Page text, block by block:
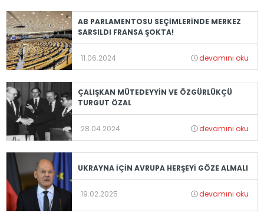
AB PARLAMENTOSU SEÇİMLERİNDE MERKEZ
SARSILDI FRANSA ŞOKTA!
11.06.2024 devamını oku
ÇALIŞKAN MÜTEDEYYİN VE ÖZGÜRLÜKÇÜ
TURGUT ÖZAL
28.04.2024 devamını oku
UKRAYNA İÇİN AVRUPA HERŞEYİ GÖZE ALMALI
19.02.2025 devamını oku